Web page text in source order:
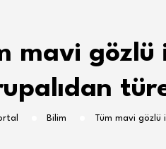
mavi gözlü
Bilim Tüm mavi gözlü